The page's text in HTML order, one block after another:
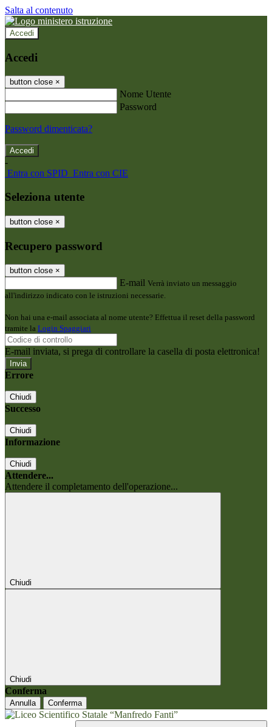
Salta al contenuto
Accedi
Accedi
button close ×
Nome Utente
Password
Password dimenticata?
-
Entra con SPID Entra con CIE
Seleziona utente
button close ×
Recupero password
button close ×
E-mail Verrà inviato un messaggio
all'indirizzo indicato con le istruzioni necessarie.
Non hai una e-mail associata al nome utente? Effettua il reset della password
tramite la Login Spaggiari
E-mail inviata, si prega di controllare la casella di posta elettronica!
Errore
Chiudi
Successo
Chiudi
Informazione
Chiudi
Attendere...
Attendere il completamento dell'operazione...
Chiudi
Chiudi
Conferma
Annulla Conferma